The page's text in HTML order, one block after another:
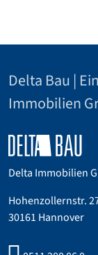
Delta Bau |
Immobilien
Delta Immobilien
Hohenzollernstr.
30161 Hannover